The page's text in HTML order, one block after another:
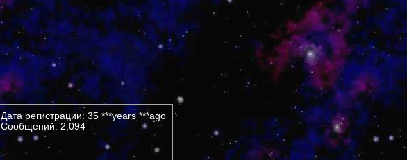
Дата регистрации: 35 ***years ***ago
Сообщений: 2,094